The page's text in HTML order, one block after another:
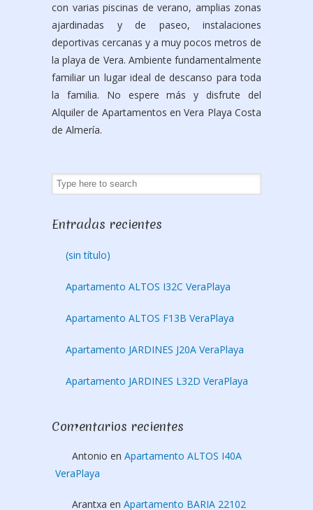
con varias piscinas de verano, amplias zonas
ajardinadas y de paseo, instalaciones
deportivas cercanas y a muy pocos metros de
la playa de Vera. Ambiente fundamentalmente
familiar un lugar ideal de descanso para toda
la familia. No espere más y disfrute del
Alquiler de Apartamentos en Vera Playa Costa
de Almería.
Entradas recientes
(sin título)
Apartamento ALTOS I32C VeraPlaya
Apartamento ALTOS F13B VeraPlaya
Apartamento JARDINES J20A VeraPlaya
Apartamento JARDINES L32D VeraPlaya
Comentarios recientes
Antonio en Apartamento ALTOS I40A
VeraPlaya
Arantxa en Apartamento BARIA 22102